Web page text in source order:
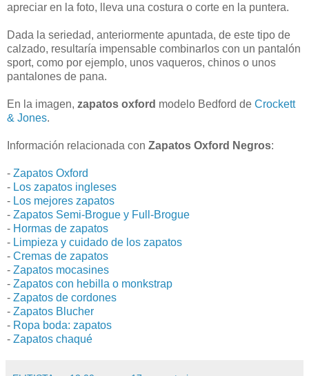
apreciar en la foto, lleva una costura o corte en la puntera.
Dada la seriedad, anteriormente apuntada, de este tipo de
calzado, resultaría impensable combinarlos con un pantalón
sport, como por ejemplo, unos vaqueros, chinos o unos
pantalones de pana.
En la imagen, zapatos oxford modelo Bedford de Crockett
& Jones.
Información relacionada con Zapatos Oxford Negros:
- Zapatos Oxford
- Los zapatos ingleses
- Los mejores zapatos
- Zapatos Semi-Brogue y Full-Brogue
- Hormas de zapatos
- Limpieza y cuidado de los zapatos
- Cremas de zapatos
- Zapatos mocasines
- Zapatos con hebilla o monkstrap
- Zapatos de cordones
- Zapatos Blucher
- Ropa boda: zapatos
- Zapatos chaqué